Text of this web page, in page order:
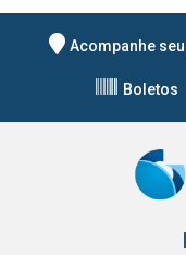
Acompanhe
Boletos